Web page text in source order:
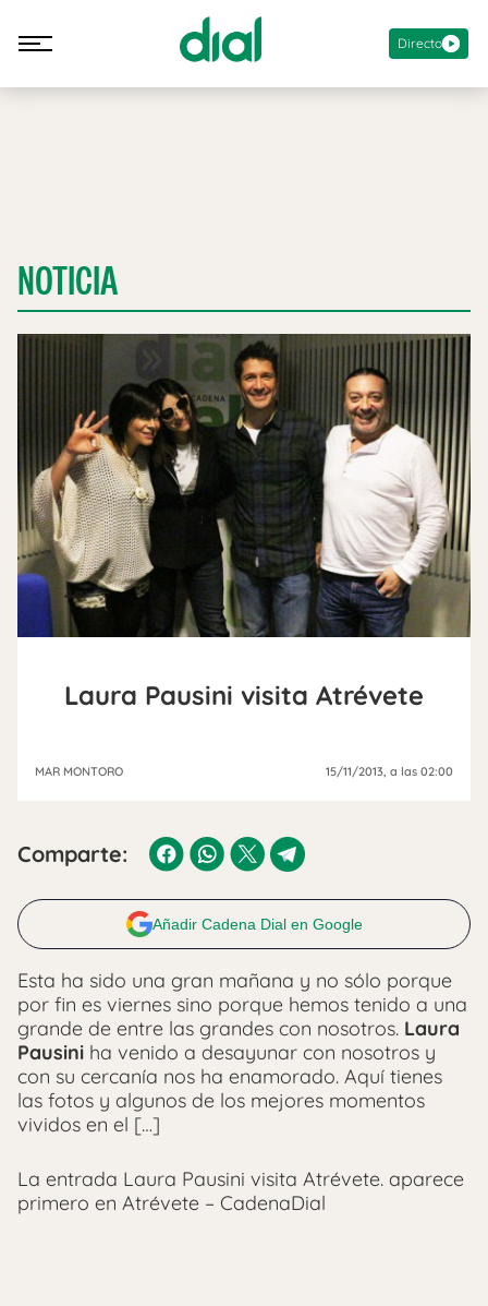
Directo
NOTICIA
Laura Pausini visita Atrévete
MAR MONTORO 15/11/2013 , a las 02:00
Comparte:
Añadir Cadena Dial en Google
Esta ha sido una gran mañana y no sólo porque
por fin es viernes sino porque hemos tenido a una
grande de entre las grandes con nosotros. Laura
Pausini ha venido a desayunar con nosotros y
con su cercanía nos ha enamorado. Aquí tienes
las fotos y algunos de los mejores momentos
vividos en el […]
La entrada Laura Pausini visita Atrévete. aparece
primero en Atrévete – CadenaDial